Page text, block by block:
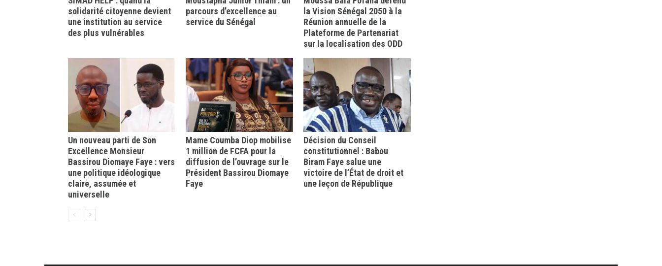
solidarité citoyenne devient
une institution au service
des plus vulnérables
parcours d’excellence au
service du Sénégal
la Vision Sénégal 2050 à la
Réunion annuelle de la
Plateforme de Partenariat
sur la localisation des ODD
Un nouveau parti de Son
Excellence Monsieur
Bassirou Diomaye Faye : vers
une politique idéologique
claire, assumée et
universelle
Mame Coumba Diop mobilise
1 million de FCFA pour la
diffusion de l’ouvrage sur le
Président Bassirou Diomaye
Faye
Décision du Conseil
constitutionnel : Babou
Biram Faye salue une
victoire de l’État de droit et
une leçon de République